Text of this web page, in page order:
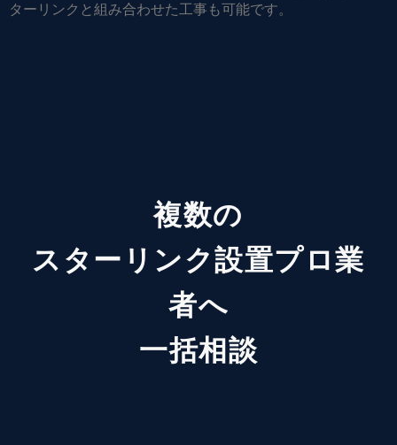
ターリンクと組み合わせた工事も可能です。
複数の
スターリンク設置プロ業
者へ
一括相談